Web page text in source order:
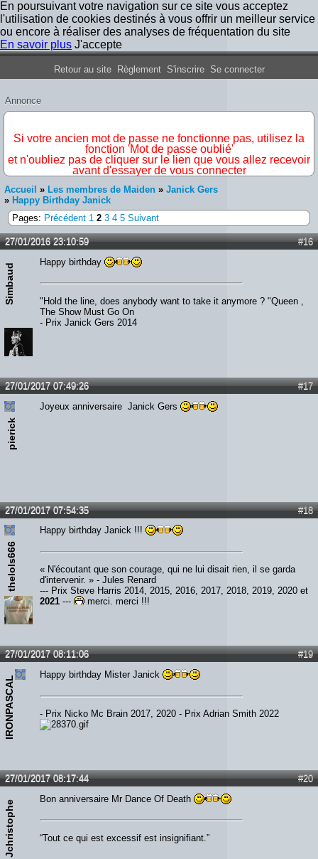
En poursuivant votre navigation sur ce site vous acceptez
l'utilisation de cookies destinés à vous offrir un meilleur service
ou encore à réaliser des analyses de fréquentation du site
En savoir plus J'accepte
Forum Iron Maiden France
Retour au site Règlement S'inscrire Se connecter
Annonce
Si votre ancien mot de passe ne fonctionne pas, utilisez la
fonction 'Mot de passe oublié'
et n'oubliez pas de cliquer sur le lien que vous allez recevoir
avant d'essayer de vous connecter
Accueil » Les membres de Maiden » Janick Gers
» Happy Birthday Janick
Pages: Précédent 1 2 3 4 5 Suivant
#16
27/01/2016 23:10:59
Simbaud
Happy birthday
"Hold the line, does anybody want to take it anymore ? "Queen ,
The Show Must Go On
- Prix Janick Gers 2014
#17
27/01/2017 07:49:26
pierick
Joyeux anniversaire Janick Gers
#18
27/01/2017 07:54:35
thelols666
Happy birthday Janick !!!
« N'écoutant que son courage, qui ne lui disait rien, il se garda
d'intervenir. » - Jules Renard
--- Prix Steve Harris 2014, 2015, 2016, 2017, 2018, 2019, 2020 et
2021 --- merci, merci !!!
#19
27/01/2017 08:11:06
IRONPASCAL
Happy birthday Mister Janick
- Prix Nicko Mc Brain 2017, 2020 - Prix Adrian Smith 2022
#20
27/01/2017 08:17:44
Jchristophe
Bon anniversaire Mr Dance Of Death
“Tout ce qui est excessif est insignifiant.”